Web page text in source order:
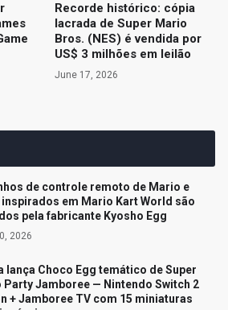
Recorde histórico: cópia
lacrada de Super Mario
Bros. (NES) é vendida por
US$ 3 milhões em leilão
June 17, 2026
de controle remoto de Mario e
inspirados em Mario Kart World são
pela fabricante Kyosho Egg
2026
lança Choco Egg temático de Super
Party Jamboree — Nintendo Switch 2
+ Jamboree TV com 15 miniaturas